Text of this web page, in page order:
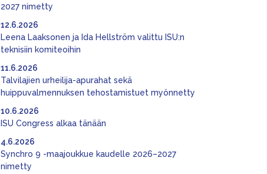
2027 nimetty
Leena Laaksonen ja Ida Hellström valittu ISU:n
teknisiin komiteoihin
12.6.2026
Talvilajien urheilija-apurahat sekä
huippuvalmennuksen tehostamistuet myönnetty
11.6.2026
ISU Congress alkaa tänään
10.6.2026
Synchro 9 -maajoukkue kaudelle 2026–2027
nimetty
4.6.2026